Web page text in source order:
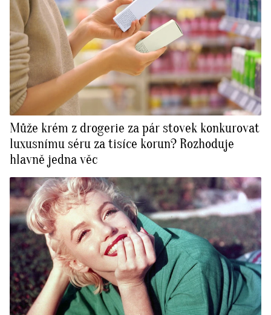
Může krém z drogerie za pár stovek konkurovat
luxusnímu séru za tisíce korun? Rozhoduje
hlavně jedna věc